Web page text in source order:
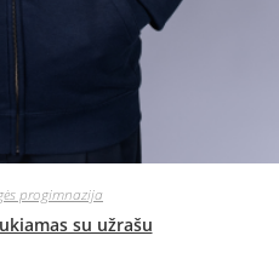
progimnazija
su užrašu